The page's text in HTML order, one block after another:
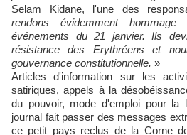
Selam Kidane, l'une des
rendons évidemment
événements du 21 janvier. Ils
résistance des Erythréens et
gouvernance constitutionnelle. »
Articles d'information sur les
satiriques, appels à la
du pouvoir, mode d'emploi pour la
journal fait passer des messages
ce petit pays reclus de la Corne